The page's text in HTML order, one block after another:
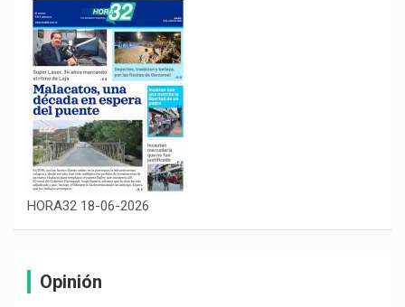
HORA32 18-06-2026
Opinión